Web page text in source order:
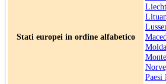
Stati europei in ordine alfabetico
Paesi